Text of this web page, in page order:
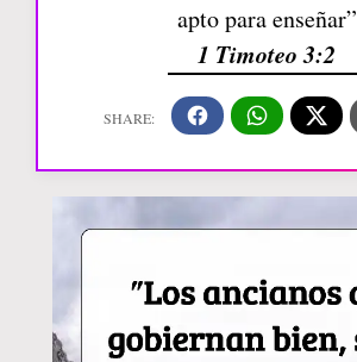
apto para enseñar”
1 Timoteo 3:2